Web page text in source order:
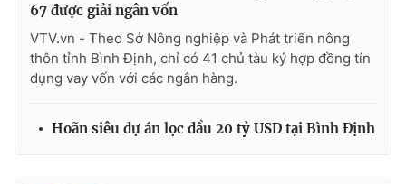
VTV4
VTV9 VTV8
Liên hệ tòa soạn English
67 được giải ngân vốn
VTV.vn - Theo Sở Nông nghiệp và Phát triển nông
thôn tỉnh Bình Định, chỉ có 41 chủ tàu ký hợp đồng tín
dụng vay vốn với các ngân hàng.
Hoãn siêu dự án lọc dầu 20 tỷ USD tại Bình Định